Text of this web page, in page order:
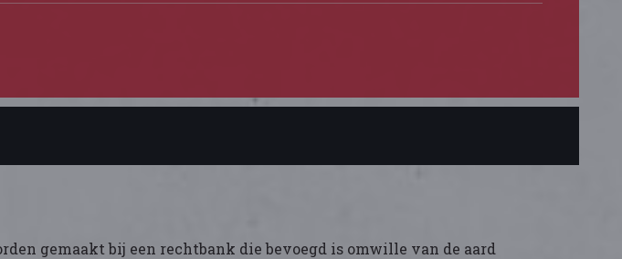
gemaakt bij een rechtbank die bevoegd is omwille van de aard